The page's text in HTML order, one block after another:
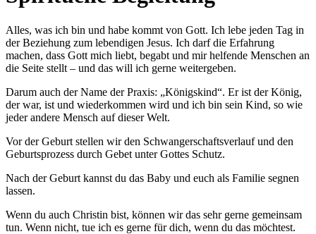
Alles, was ich bin und habe kommt von Gott. Ich lebe jeden Tag in
der Beziehung zum lebendigen Jesus. Ich darf die Erfahrung
machen, dass Gott mich liebt, begabt und mir helfende Menschen an
die Seite stellt – und das will ich gerne weitergeben.
Darum auch der Name der Praxis: „Königskind“. Er ist der König,
der war, ist und wiederkommen wird und ich bin sein Kind, so wie
jeder andere Mensch auf dieser Welt.
Vor der Geburt stellen wir den Schwangerschaftsverlauf und den
Geburtsprozess durch Gebet unter Gottes Schutz.
Nach der Geburt kannst du das Baby und euch als Familie segnen
lassen.
Wenn du auch Christin bist, können wir das sehr gerne gemeinsam
tun. Wenn nicht, tue ich es gerne für dich, wenn du das möchtest.